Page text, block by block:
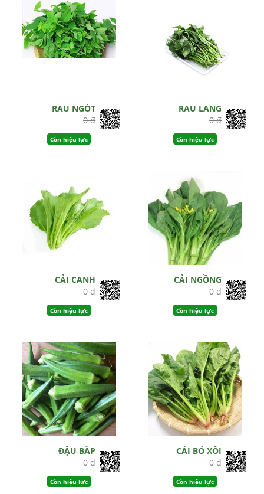
RAU NGÓT
0 đ
Còn hiệu lực
RAU LANG
0 đ
Còn hiệu lực
CẢI CANH
0 đ
Còn hiệu lực
CẢI NGỒNG
0 đ
Còn hiệu lực
ĐẬU BẮP
0 đ
Còn hiệu lực
CẢI BÓ XÔI
0 đ
Còn hiệu lực